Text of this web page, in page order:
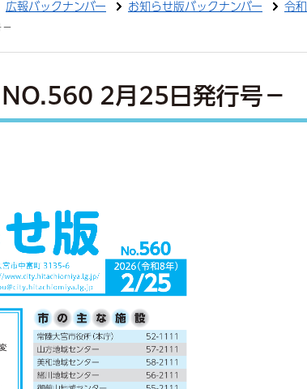
広報バックナンバー お知らせ版バックナンバー
令
2月25日発行号－